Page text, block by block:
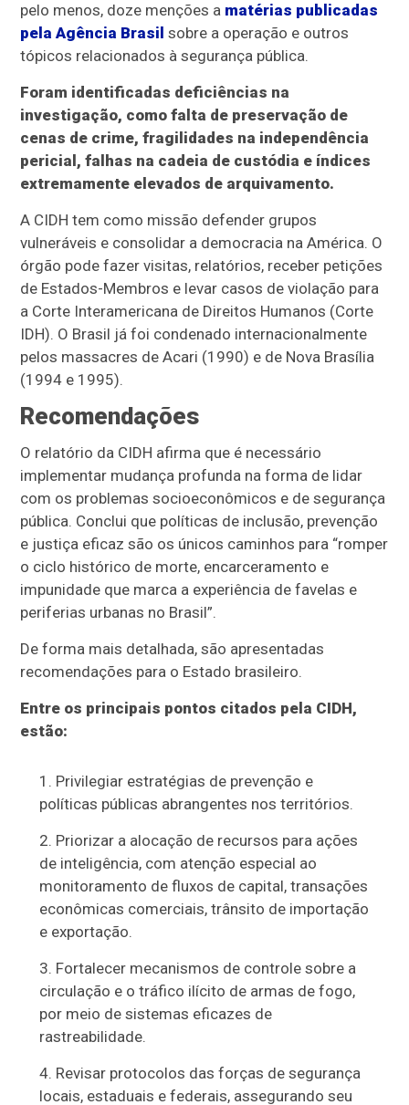
pelo menos, doze menções a matérias publicadas
pelaAgência Brasil sobre a operação e outros
tópicos relacionados à segurança pública.
Foram identificadas deficiências na
investigação, como falta de preservação de
cenas de crime, fragilidades na independência
pericial, falhas na cadeia de custódia e índices
extremamente elevados de arquivamento.
A CIDH tem como missão defender grupos
vulneráveis e consolidar a democracia na América. O
órgão pode fazer visitas, relatórios, receber petições
de Estados-Membros e levar casos de violação para
a Corte Interamericana de Direitos Humanos (Corte
IDH). O Brasil já foi condenado internacionalmente
pelos massacres de Acari (1990) e de Nova Brasília
(1994 e 1995).
Recomendações
O relatório da CIDH afirma que é necessário
implementar mudança profunda na forma de lidar
com os problemas socioeconômicos e de segurança
pública. Conclui que políticas de inclusão, prevenção
e justiça eficaz são os únicos caminhos para “romper
o ciclo histórico de morte, encarceramento e
impunidade que marca a experiência de favelas e
periferias urbanas no Brasil”.
De forma mais detalhada, são apresentadas
recomendações para o Estado brasileiro.
Entre os principais pontos citados pela CIDH,
estão:
Privilegiar estratégias de prevenção e
políticas públicas abrangentes nos territórios.
Priorizar a alocação de recursos para ações
de inteligência, com atenção especial ao
monitoramento de fluxos de capital, transações
econômicas comerciais, trânsito de importação
e exportação.
Fortalecer mecanismos de controle sobre a
circulação e o tráfico ilícito de armas de fogo,
por meio de sistemas eficazes de
rastreabilidade.
Revisar protocolos das forças de segurança
locais, estaduais e federais, assegurando seu